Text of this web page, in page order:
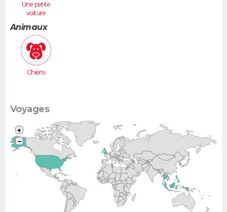
Une petite
voiture
Clio, 206...)
Animaux
Chiens
Voyages
+
−